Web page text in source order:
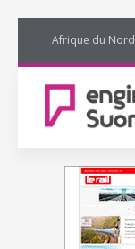
Afrique du Nord